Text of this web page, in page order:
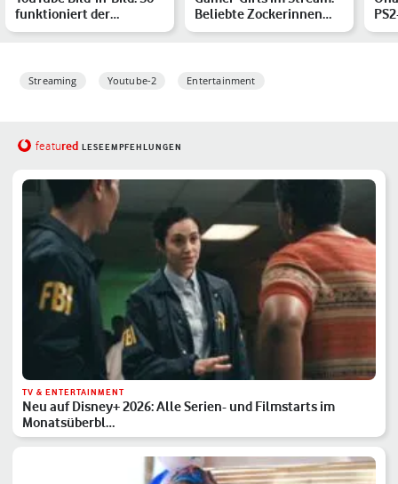
funktioniert der
praktische Modus auf iP…
Beliebte Zockerinnen
auf Twitch
Streaming Youtube-2 Entertainment
featured LESEEMPFEHLUNGEN
TV & ENTERTAINMENT
Neu auf Disney+ 2026: Alle Serien- und Filmstarts im
Monatsüberbl…